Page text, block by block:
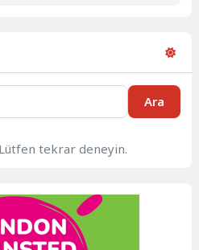
Ara
tekrar deneyin.